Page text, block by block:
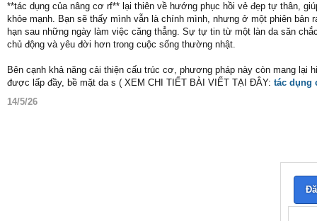
**tác dụng của nâng cơ rf** lại thiên về hướng phục hồi vẻ đẹp tự thân,
khỏe mạnh. Bạn sẽ thấy mình vẫn là chính mình, nhưng ở một phiên
hạn sau những ngày làm việc căng thẳng. Sự tự tin từ một làn da săn
chủ động và yêu đời hơn trong cuộc sống thường nhật.
Bên cạnh khả năng cải thiện cấu trúc cơ, phương pháp này còn mang lại
được lấp đầy, bề mặt da s ( XEM CHI TIẾT BÀI VIẾT TẠI ĐÂY: tác dụng
14/5/26